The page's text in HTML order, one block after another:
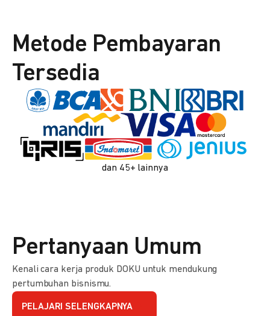
Metode Pembayaran
Tersedia
dan 45+ lainnya
Pertanyaan Umum
Kenali cara kerja produk DOKU untuk mendukung
pertumbuhan bisnismu.
PELAJARI SELENGKAPNYA